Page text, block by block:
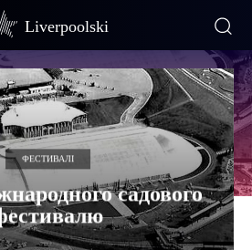
Liverpoolski
ФЕСТИВАЛІ
садового